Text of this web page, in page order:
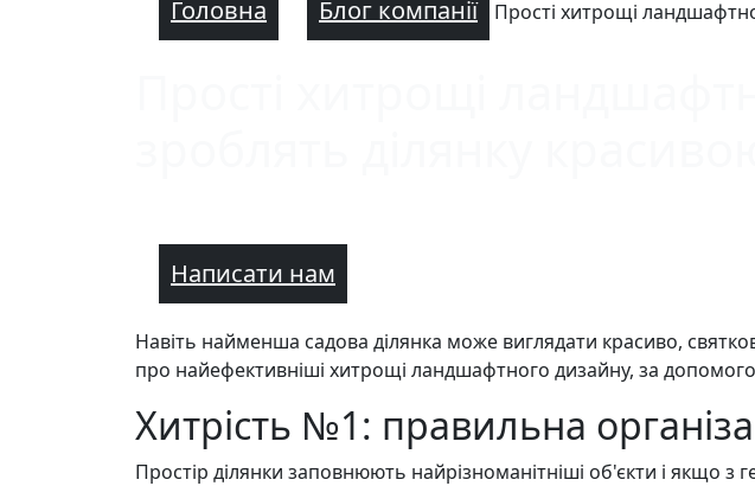
Головна Блог компанії Прості хитрощі
Написати нам
Навіть найменша садова ділянка може виглядати красиво,
про найефективніші хитрощі ландшафтного дизайну, за
Хитрість №1: правильна
Простір ділянки заповнюють найрізноманітніші об'єкти і якщо